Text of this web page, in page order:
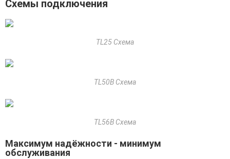
Схемы подключения
TL25 Схема
TL50B Схема
TL56B Схема
Максимум надёжности - минимум
обслуживания